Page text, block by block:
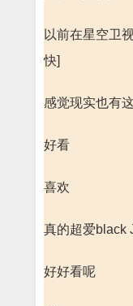
以前在星空卫
快]
感觉现实也有
好看
喜欢
真的超爱black
好好看呢